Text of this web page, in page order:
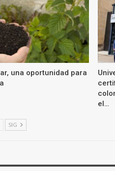
una oportunidad para
el…
SIG